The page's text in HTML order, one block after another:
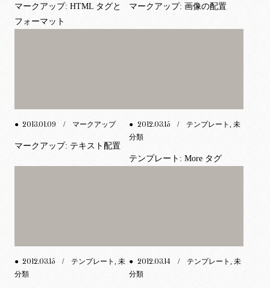
マークアップ: HTML タグと
フォーマット
マークアップ: 画像の配置
● 2013.01.09 / マークアップ
マークアップ: テキスト配置
● 2012.03.15/ テンプレート, 未
分類
テンプレート: More タグ
● 2012.03.15 / テンプレート, 未
分類
● 2012.03.14/ テンプレート, 未
分類